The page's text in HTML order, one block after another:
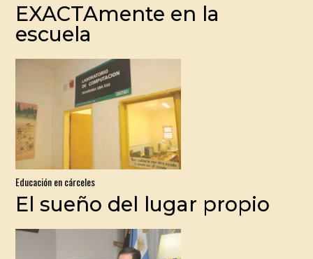
EXACTAmente en la
escuela
Educación en cárceles
El sueño del lugar propio